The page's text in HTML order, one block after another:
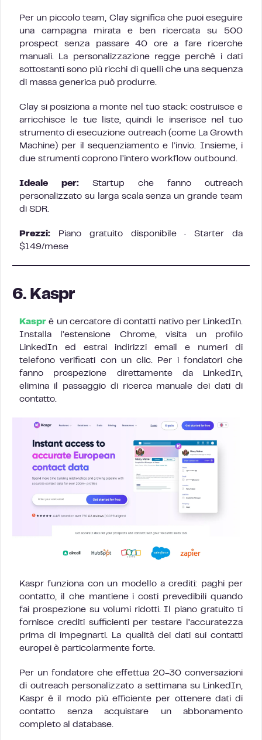
Per un piccolo team, Clay significa che puoi eseguire
una campagna mirata e ben ricercata su 500
prospect senza passare 40 ore a fare ricerche
manuali. La personalizzazione regge perché i dati
sottostanti sono più ricchi di quelli che una sequenza
di massa generica può produrre.
Clay si posiziona a monte nel tuo stack: costruisce e
arricchisce le tue liste, quindi le inserisce nel tuo
strumento di esecuzione outreach (come La Growth
Machine) per il sequenziamento e l’invio. Insieme, i
due strumenti coprono l’intero workflow outbound.
Ideale per: Startup che fanno outreach
personalizzato su larga scala senza un grande team
di SDR.
Prezzi: Piano gratuito disponibile · Starter da
$149/mese
6. Kaspr
Kaspr è un cercatore di contatti nativo per LinkedIn.
Installa l’estensione Chrome, visita un profilo
LinkedIn ed estrai indirizzi email e numeri di
telefono verificati con un clic. Per i fondatori che
fanno prospezione direttamente da LinkedIn,
elimina il passaggio di ricerca manuale dei dati di
contatto.
Kaspr funziona con un modello a crediti: paghi per
contatto, il che mantiene i costi prevedibili quando
fai prospezione su volumi ridotti. Il piano gratuito ti
fornisce crediti sufficienti per testare l’accuratezza
prima di impegnarti. La qualità dei dati sui contatti
europei è particolarmente forte.
Per un fondatore che effettua 20-30 conversazioni
di outreach personalizzato a settimana su LinkedIn,
Kaspr è il modo più efficiente per ottenere dati di
contatto senza acquistare un abbonamento
completo al database.